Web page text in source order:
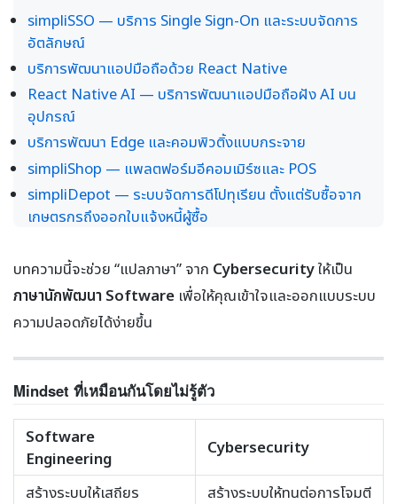
simpliSSO — บริการ Single Sign-On และระบบจัดการ
อัตลักษณ์
บริการพัฒนาแอปมือถือด้วย React Native
React Native AI — บริการพัฒนาแอปมือถือฝัง AI บน
อุปกรณ์
บริการพัฒนา Edge และคอมพิวติ้งแบบกระจาย
simpliShop — แพลตฟอร์มอีคอมเมิร์ซและ POS
simpliDepot — ระบบจัดการดีโปทุเรียน ตั้งแต่รับซื้อจาก
เกษตรกรถึงออกใบแจ้งหนี้ผู้ซื้อ
บทความนี้จะช่วย “แปลภาษา” จาก Cybersecurityให้เป็น
ภาษานักพัฒนา Software เพื่อให้คุณเข้าใจและออกแบบระบบ
ความปลอดภัยได้ง่ายขึ้น
Mindset ที่เหมือนกันโดยไม่รู้ตัว
Software
Engineering
Cybersecurity
สร้างระบบให้เสถียร
สร้างระบบให้ทนต่อการโจมตี